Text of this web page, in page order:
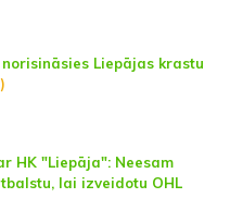
Liepājas krastu
HK "Liepāja": Neesam
lai izveidotu OHL